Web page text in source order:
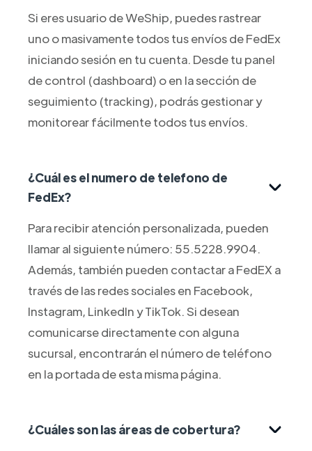
Si eres usuario de WeShip, puedes rastrear
uno o masivamente todos tus envíos de FedEx
iniciando sesión en tu cuenta. Desde tu panel
de control (dashboard) o en la sección de
seguimiento (tracking), podrás gestionar y
monitorear fácilmente todos tus envíos.
¿Cuál es el numero de telefono de
FedEx?
Para recibir atención personalizada, pueden
llamar al siguiente número: 55.5228.9904.
Además, también pueden contactar a FedEX a
través de las redes sociales en Facebook,
Instagram, LinkedIn y TikTok. Si desean
comunicarse directamente con alguna
sucursal, encontrarán el número de teléfono
en la portada de esta misma página.
¿Cuáles son las áreas de cobertura?